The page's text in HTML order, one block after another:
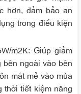
hơn, đảm bảo an
trong điều kiện
m2K: Giúp giảm
bên ngoài vào bên
mát mẻ vào mùa
thời tiết kiệm năng